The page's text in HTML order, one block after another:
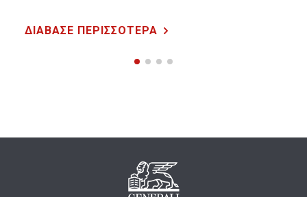
ΔΙΑΒΑΣΕ ΠΕΡΙΣΣΟΤΕΡΑ